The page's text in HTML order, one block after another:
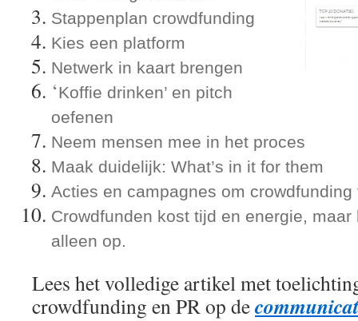
Stappenplan crowdfunding
Kies een platform
Netwerk in kaart brengen
‘Koffie drinken’ en pitch
oefenen
Neem mensen mee in het proces
Maak duidelijk: What’s in it for them
Acties en campagnes om
Crowdfunden kost tijd en energie,
alleen op.
Lees het volledige artikel met
crowdfunding en PR op de